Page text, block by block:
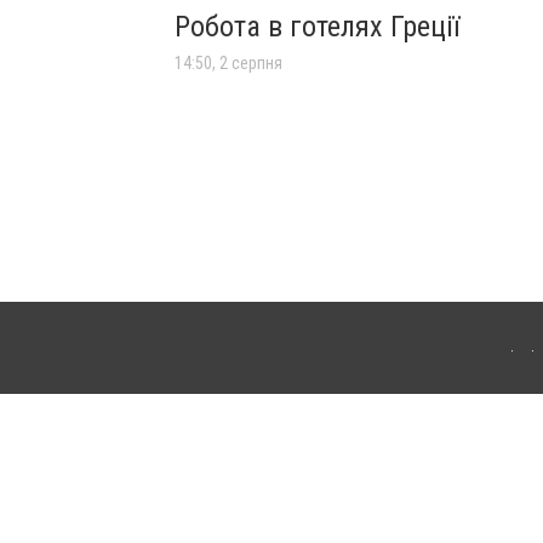
Робота в готелях Греції
14:50, 2 серпня